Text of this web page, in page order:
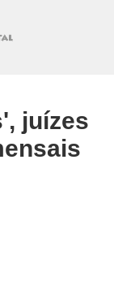
juízes